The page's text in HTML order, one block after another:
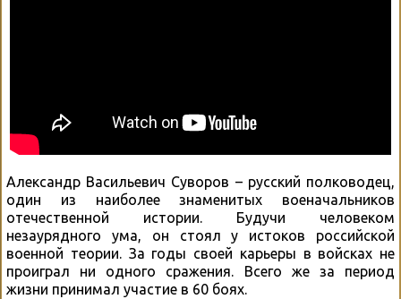
Александр Васильевич Суворов – русский полководец,
один из наиболее знаменитых военачальников
отечественной истории. Будучи человеком
незаурядного ума, он стоял у истоков российской
военной теории. За годы своей карьеры в войсках не
проиграл ни одного сражения. Всего же за период
жизни принимал участие в 60 боях.